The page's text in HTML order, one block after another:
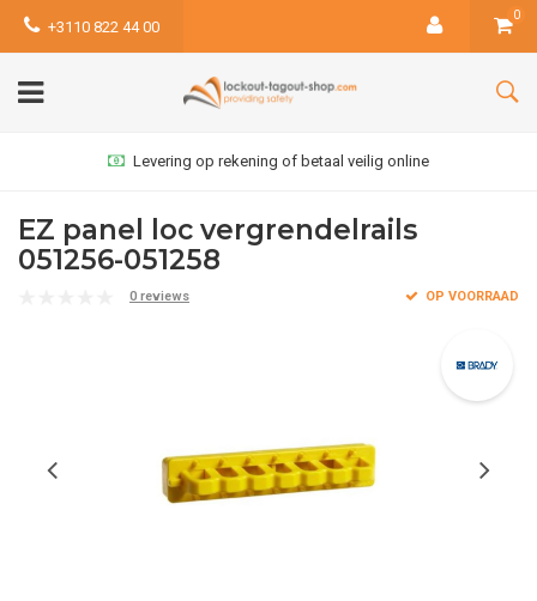
+3110 822 44 00
0
Levering op rekening of betaal veilig online
EZ panel loc vergrendelrails
051256-051258
0 reviews OP VOORRAAD